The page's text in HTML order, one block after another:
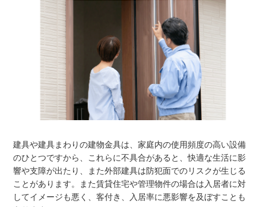
建具や建具まわりの建物金具は、家庭内の使用頻度の高い設備
のひとつですから、これらに不具合があると、快適な生活に影
響や支障が出たり、また外部建具は防犯面でのリスクが生じる
ことがあります。また賃貸住宅や管理物件の場合は入居者に対
してイメージも悪く、客付き、入居率に悪影響を及ぼすことも